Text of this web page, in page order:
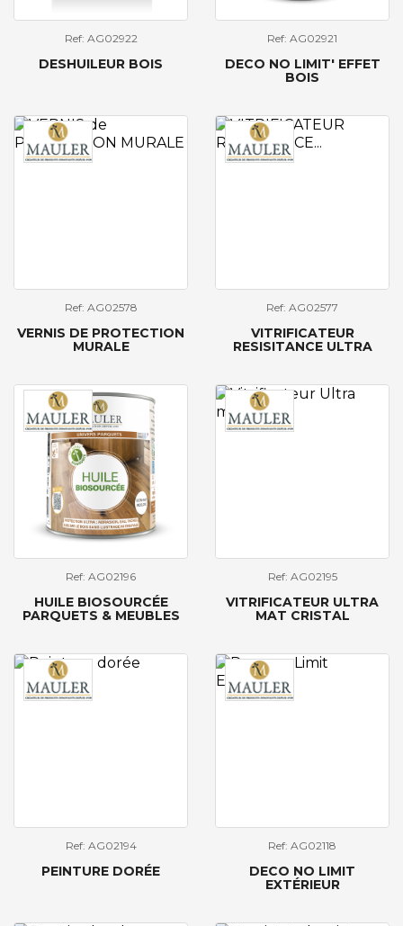
Ref: AG02922
DESHUILEUR BOIS
Ref: AG02921
DECO NO LIMIT' EFFET
BOIS
Ref: AG02578
VERNIS DE PROTECTION
MURALE
Ref: AG02577
VITRIFICATEUR
RESISITANCE ULTRA
Ref: AG02196
HUILE BIOSOURCÉE
PARQUETS & MEUBLES
Ref: AG02195
VITRIFICATEUR ULTRA
MAT CRISTAL
Ref: AG02194
PEINTURE DORÉE
Ref: AG02118
DECO NO LIMIT
EXTÉRIEUR